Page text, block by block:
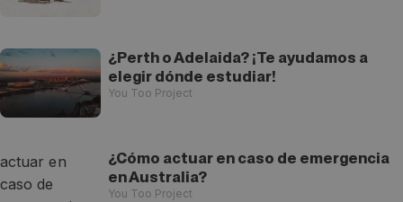
¿Perth o Adelaida? ¡Te ayudamos a
elegir dónde estudiar!
You Too Project
¿Cómo actuar en caso de emergencia
en Australia?
You Too Project